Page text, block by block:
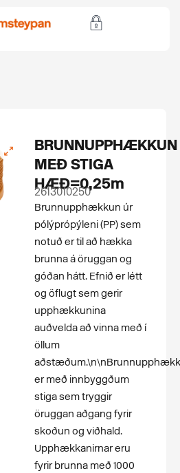
BRUNNUPPHÆKKUN
MEÐ STIGA
HÆÐ=0,25m
2613010250
Brunnupphækkun úr
pólýprópýleni (PP) sem
notuð er til að hækka
brunna á öruggan og
góðan hátt. Efnið er létt
og öflugt sem gerir
upphækkunina
auðvelda að vinna með í
öllum
er með innbyggðum
stiga sem tryggir
öruggan aðgang fyrir
skoðun og viðhald.
Upphækkanirnar eru
fyrir brunna með 1000